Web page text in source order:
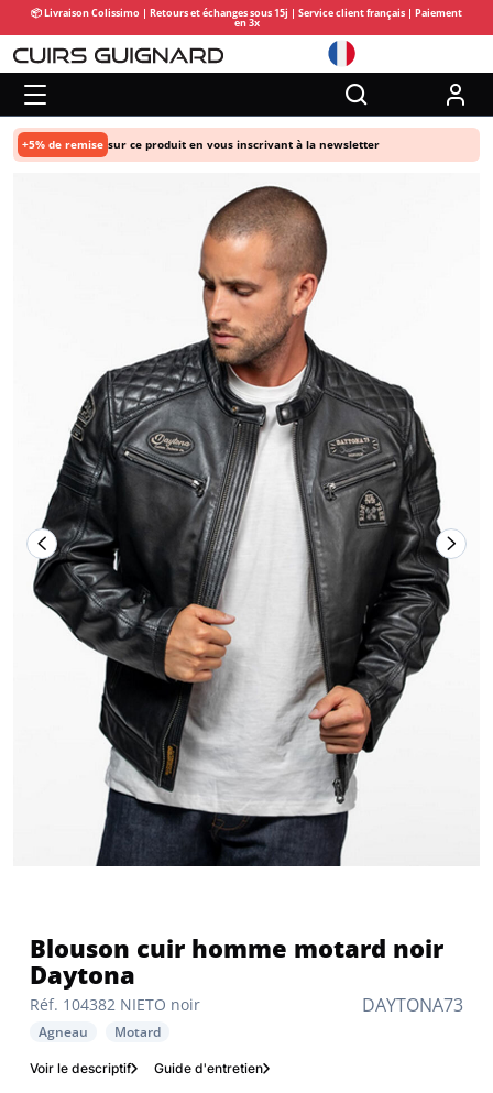
📦 Livraison Colissimo | Retours et échanges sous 15j | Service client français | Paiement
en 3x
DAYTONA73
Réf. 104382 NIETO noir
Blouson cuir homme motard noir
Daytona
Agneau Motard
Voir le descriptif Guide d'entretien
+5% de remise sur ce produit en vous inscrivant à la newsletter